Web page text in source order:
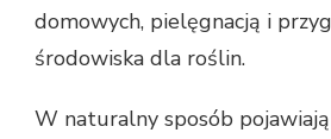
domowych, pielęgnacją i
środowiska dla roślin.
W naturalny sposób